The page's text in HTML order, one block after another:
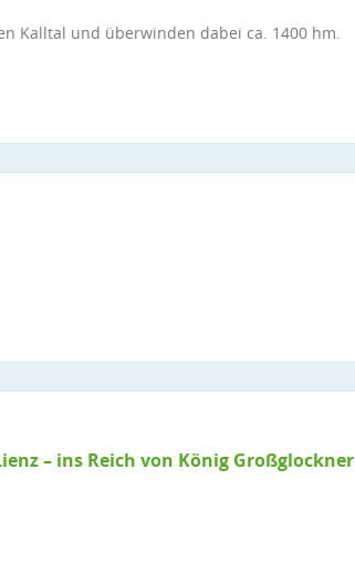
Kalltal und überwinden dabei ca. 1400 hm.
– ins Reich von König Großglockner